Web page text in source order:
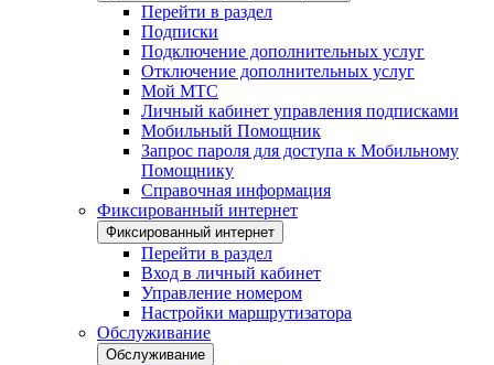
Перейти в раздел
Подписки
Подключение дополнительных услуг
Отключение дополнительных услуг
Мой МТС
Личный кабинет управления подписками
Мобильный Помощник
Запрос пароля для доступа к Мобильному
Помощнику
Справочная информация
Фиксированный интернет
Фиксированный интернет
Перейти в раздел
Вход в личный кабинет
Управление номером
Настройки маршрутизатора
Обслуживание
Обслуживание